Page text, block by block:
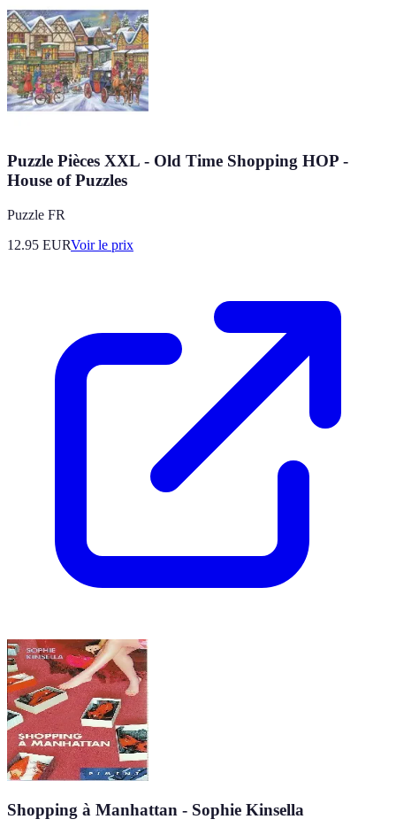
Puzzle Pièces XXL - Old Time Shopping HOP -
House of Puzzles
Puzzle FR
12.95 EURVoir le prix
Shopping à Manhattan - Sophie Kinsella